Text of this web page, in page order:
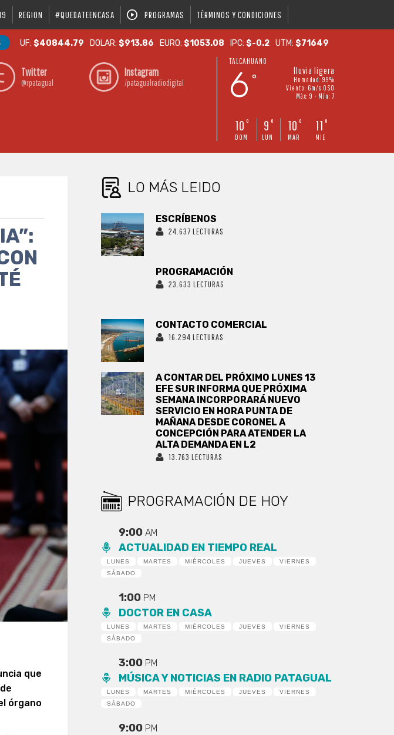
REGION #QUEDATEENCASA PROGRAMAS TÉRMINOS Y CONDICIONES
UF:$40844.79 DOLAR:$913.86 EURO:$1053.08 IPC:$-0.2 UTM:$71649
Twitter
@rpatagual
Instagram
/patagualradiodigital
TALCAHUANO
6 °
lluvia ligera
Humedad: 99%
Viento: 6m/s OSO
Máx: 9 • Mín: 7
10 °
DOM
9 °
LUN
10 °
MAR
11 °
MIE
que
de
órgano
LO MÁS LEIDO
ESCRÍBENOS
24.637 LECTURAS
PROGRAMACIÓN
23.633 LECTURAS
CONTACTO COMERCIAL
16.294 LECTURAS
A CONTAR DEL PRÓXIMO LUNES 13
EFE SUR INFORMA QUE PRÓXIMA
SEMANA INCORPORARÁ NUEVO
SERVICIO EN HORA PUNTA DE
MAÑANA DESDE CORONEL A
CONCEPCIÓN PARA ATENDER LA
ALTA DEMANDA EN L2
13.763 LECTURAS
PROGRAMACIÓN DE HOY
9:00AM
ACTUALIDAD EN TIEMPO REAL
LUNES MARTES MIÉRCOLES JUEVES
VIERNES
SÁBADO
1:00 PM
DOCTOR EN CASA
LUNES MARTES MIÉRCOLES JUEVES
VIERNES
SÁBADO
3:00 PM
MÚSICA Y NOTICIAS EN RADIO PATAGUAL
LUNES MARTES MIÉRCOLES JUEVES
VIERNES
SÁBADO
9:00 PM